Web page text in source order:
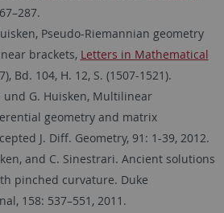
Pseudo-Riemannian geometry
brackets, Letters in Mathematical
Bd. 104, H. 12, S. (1507-1521).
und G. Huisken, Multilinear
geometry and matrix
J. Diff. Geometry, 91: 1-39, 2012.
and C. Sinestrari. Ancient solutions
pinched curvature. Duke
158: 537–551, 2011.